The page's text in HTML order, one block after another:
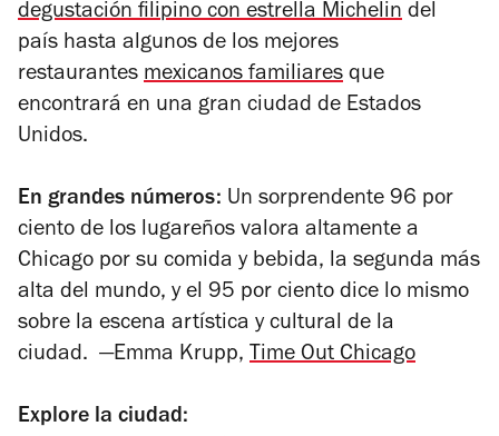
degustación filipino con estrella Michelin del
país hasta algunos de los mejores
restaurantes mexicanos familiares que
encontrará en una gran ciudad de Estados
Unidos.
En grandes números: Un sorprendente 96 por
ciento de los lugareños valora altamente a
Chicago por su comida y bebida, la segunda más
alta del mundo, y el 95 por ciento dice lo mismo
sobre la escena artística y cultural de la
ciudad. —Emma Krupp, Time Out Chicago
Explore la ciudad: